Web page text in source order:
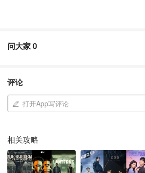
lululemon 和外界这么大的震动呢？
半路出家的时尚大拿
问大家0
评论
打开App写评论
相关攻略